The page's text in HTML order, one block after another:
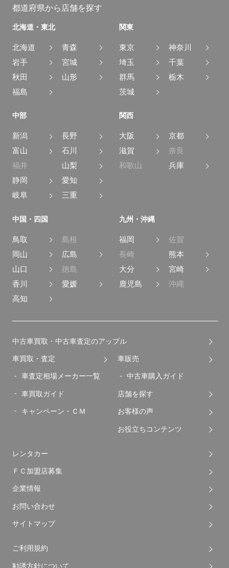
都道府県から店舗を探す
北海道・東北
北海道
青森
岩手
宮城
秋田
山形
福島
関東
東京
神奈川
埼玉
千葉
群馬
栃木
茨城
中部
新潟
長野
富山
石川
福井
山梨
静岡
愛知
岐阜
三重
関西
大阪
京都
滋賀
奈良
和歌山
兵庫
中国・四国
鳥取
島根
岡山
広島
山口
徳島
香川
愛媛
高知
九州・沖縄
福岡
佐賀
長崎
熊本
大分
宮崎
鹿児島
沖縄
中古車買取・中古車査定のアップル
車買取・査定
車査定相場メーカー一覧
車買取ガイド
キャンペーン・ＣＭ
車販売
中古車購入ガイド
店舗を探す
お客様の声
お役立ちコンテンツ
レンタカー
ＦＣ加盟店募集
企業情報
お問い合わせ
サイトマップ
ご利用規約
勧誘方針について